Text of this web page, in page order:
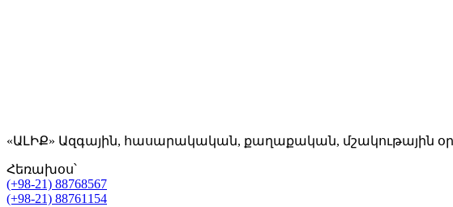
«ԱԼԻՔ» Ազգային, հասարակական, քաղաքական, մշակութային
Հեռախօս՝
(+98-21) 88768567
(+98-21) 88761154